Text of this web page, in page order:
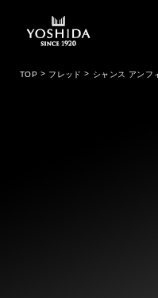
TOP フレッド シャンス アンフ